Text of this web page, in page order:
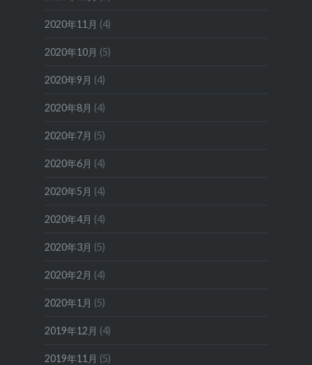
2020年11月 (4)
2020年10月 (5)
2020年9月 (4)
2020年8月 (4)
2020年7月 (5)
2020年6月 (4)
2020年5月 (4)
2020年4月 (4)
2020年3月 (5)
2020年2月 (4)
2020年1月 (5)
2019年12月 (4)
2019年11月 (5)